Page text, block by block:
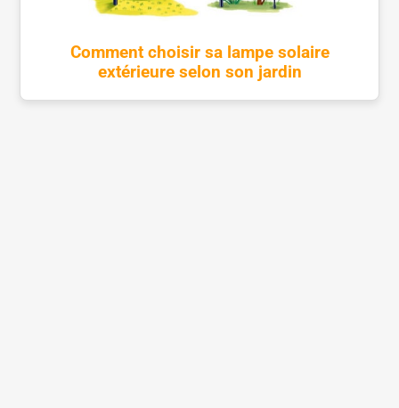
Comment choisir sa lampe solaire
extérieure selon son jardin